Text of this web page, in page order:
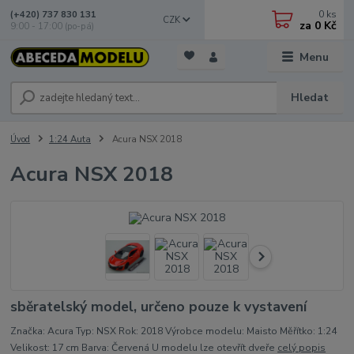
Menu
CZK
Hledat
(+420) 737 830 131
9:00 - 17:00 (po-pá)
0 ks
za 0 Kč
Úvod 1:24 Auta Acura NSX 2018
Acura NSX 2018
sběratelský model, určeno pouze k vystavení
Značka: Acura Typ: NSX Rok: 2018 Výrobce modelu: Maisto Měřítko: 1:24
Velikost: 17 cm Barva: Červená U modelu lze otevřít dveře celý popis